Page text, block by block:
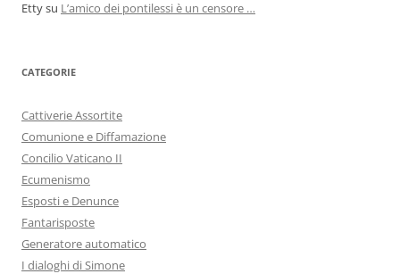
Ettysu L’amico dei pontilessi è un censore …
CATEGORIE
Cattiverie Assortite
Comunione e Diffamazione
Concilio Vaticano II
Ecumenismo
Esposti e Denunce
Fantarisposte
Generatore automatico
I dialoghi di Simone